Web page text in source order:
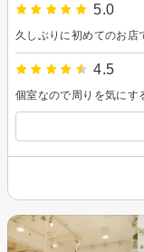
5.0
4.5